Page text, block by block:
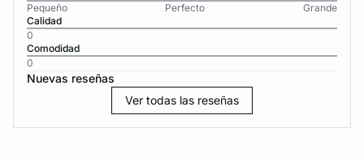
Pequeño
Perfecto
Grande
Calidad
0
Comodidad
0
Nuevas reseñas
Ver todas las reseñas